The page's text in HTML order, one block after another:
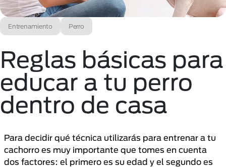
Entrenamiento Perro
Reglas básicas para
educar a tu perro
dentro de casa
Para decidir qué técnica utilizarás para entrenar a tu
cachorro es muy importante que tomes en cuenta
dos factores: el primero es su edad y el segundo es